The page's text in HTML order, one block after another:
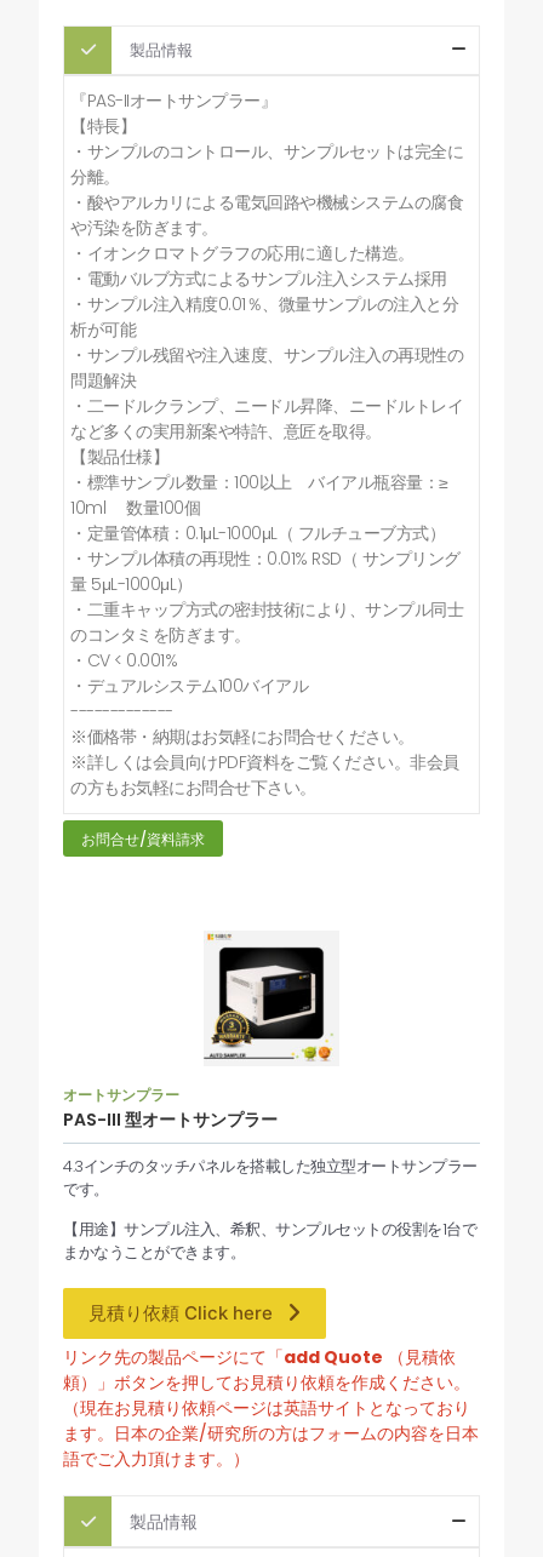
製品情報
『PAS-IIオートサンプラー』
【特長】
・サンプルのコントロール、サンプルセットは完全に
分離。
・酸やアルカリによる電気回路や機械システムの腐食
や汚染を防ぎます。
・イオンクロマトグラフの応用に適した構造。
・電動バルブ方式によるサンプル注入システム採用
・サンプル注入精度0.01％、微量サンプルの注入と分
析が可能
・サンプル残留や注入速度、サンプル注入の再現性の
問題解決
・二ードルクランプ、ニードル昇降、ニードルトレイ
など多くの実用新案や特許、意匠を取得。
【製品仕様】
・標準サンプル数量：100以上 バイアル瓶容量：≥
10ml 数量100個
・定量管体積：0.1μL-1000μL（ フルチューブ方式）
・サンプル体積の再現性：0.01% RSD（ サンプリング
量 5μL-1000μL）
・二重キャップ方式の密封技術により、サンプル同士
のコンタミを防ぎます。
・CV < 0.001%
・デュアルシステム100バイアル
-------------
※価格帯・納期はお気軽にお問合せください。
※詳しくは会員向けPDF資料をご覧ください。非会員
の方もお気軽にお問合せ下さい。
お問合せ/資料請求
オートサンプラー
PAS-III 型オートサンプラー
4.3インチのタッチパネルを搭載した独立型オートサンプラー
です。
【用途】サンプル注入、希釈、サンプルセットの役割を1台で
まかなうことができます。
見積り依頼 Click here
リンク先の製品ページにて「add Quote （見積依
頼）」ボタンを押してお見積り依頼を作成ください。
（現在お見積り依頼ページは英語サイトとなっており
ます。日本の企業/研究所の方はフォームの内容を日本
語でご入力頂けます。）
製品情報